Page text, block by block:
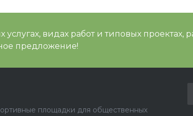
видах работ и типовых проектах,
предложение!
площадки для общественных